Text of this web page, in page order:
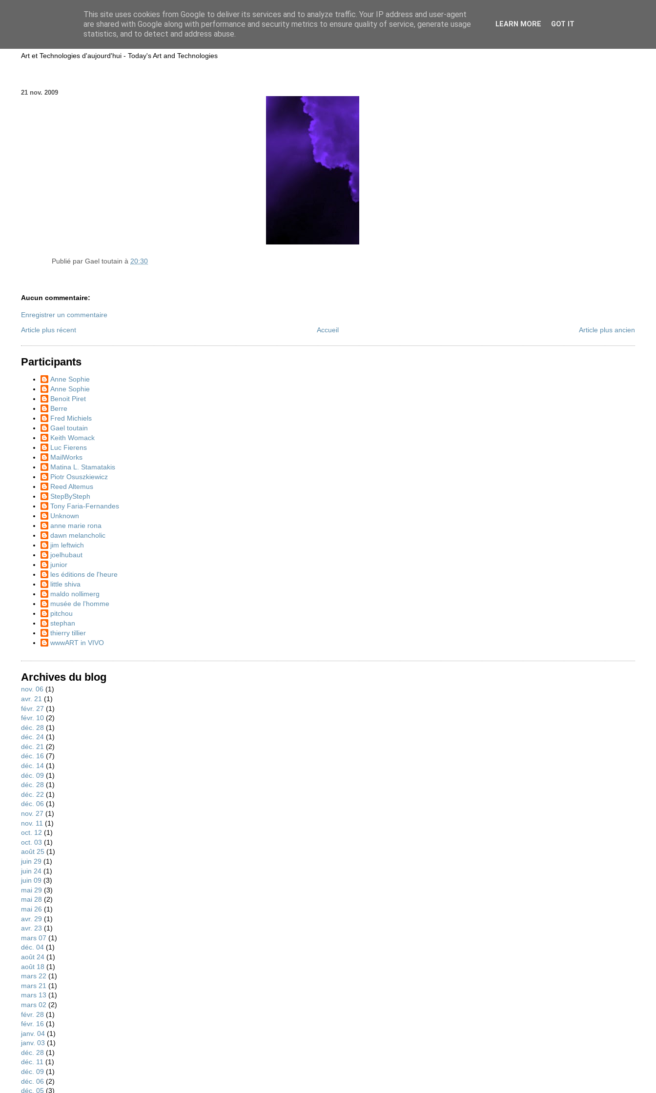
wwwART in VIVO
Art et Technologies d'aujourd'hui - Today's Art and Technologies
21 nov. 2009
Publié parGael toutain à 20:30
Aucun commentaire:
Enregistrer un commentaire
Article plus récent
Article plus ancien
Accueil
Participants
Anne Sophie
Anne Sophie
Benoit Piret
Berre
Fred Michiels
Gael toutain
Keith Womack
Luc Fierens
MailWorks
Matina L. Stamatakis
Piotr Osuszkiewicz
Reed Altemus
StepBySteph
Tony Faria-Fernandes
Unknown
anne marie rona
dawn melancholic
jim leftwich
joelhubaut
junior
les éditions de l'heure
little shiva
maldo nollimerg
musée de l'homme
pitchou
stephan
thierry tillier
wwwART in VIVO
Archives du blog
nov. 06 (1)
avr. 21 (1)
févr. 27 (1)
févr. 10 (2)
déc. 28 (1)
déc. 24 (1)
déc. 21 (2)
déc. 16 (7)
déc. 14 (1)
déc. 09 (1)
déc. 28 (1)
déc. 22 (1)
déc. 06 (1)
nov. 27 (1)
nov. 11 (1)
oct. 12 (1)
oct. 03 (1)
août 25 (1)
juin 29 (1)
juin 24 (1)
juin 09 (3)
mai 29 (3)
mai 28 (2)
mai 26 (1)
avr. 29 (1)
avr. 23 (1)
mars 07 (1)
déc. 04 (1)
août 24 (1)
août 18 (1)
mars 22 (1)
mars 21 (1)
mars 13 (1)
mars 02 (2)
févr. 28 (1)
févr. 16 (1)
janv. 04 (1)
janv. 03 (1)
déc. 28 (1)
déc. 11 (1)
déc. 09 (1)
déc. 06 (2)
déc. 05 (3)
This site uses cookies from Google to deliver its services and to analyze traffic. Your IP address and user-agent
are shared with Google along with performance and security metrics to ensure quality of service, generate usage
statistics, and to detect and address abuse.
LEARN MORE GOT IT